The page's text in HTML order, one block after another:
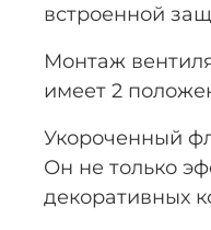
встроенной
Монтаж
имеет 2
Укороченный
Он не только
декоративных